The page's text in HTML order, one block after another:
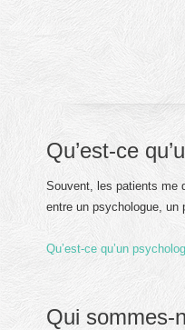
Qu’est-ce
Souvent, les patients me
entre un psychologue, un
Qu’est-ce qu’un
Qui sommes-